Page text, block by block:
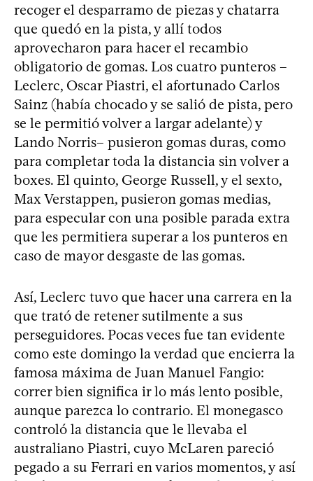
recoger el desparramo de piezas y chatarra
que quedó en la pista, y allí todos
aprovecharon para hacer el recambio
obligatorio de gomas. Los cuatro punteros –
Leclerc, Oscar Piastri, el afortunado Carlos
Sainz (había chocado y se salió de pista, pero
se le permitió volver a largar adelante) y
Lando Norris– pusieron gomas duras, como
para completar toda la distancia sin volver a
boxes. El quinto, George Russell, y el sexto,
Max Verstappen, pusieron gomas medias,
para especular con una posible parada extra
que les permitiera superar a los punteros en
caso de mayor desgaste de las gomas.
Así, Leclerc tuvo que hacer una carrera en la
que trató de retener sutilmente a sus
perseguidores. Pocas veces fue tan evidente
como este domingo la verdad que encierra la
famosa máxima de Juan Manuel Fangio:
correr bien significa ir lo más lento posible,
aunque parezca lo contrario. El monegasco
controló la distancia que le llevaba el
australiano Piastri, cuyo McLaren pareció
pegado a su Ferrari en varios momentos, y así